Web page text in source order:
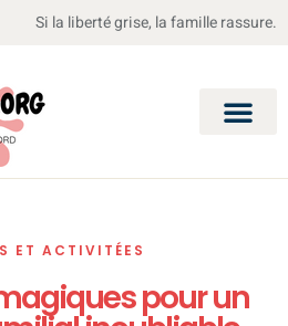
Si la liberté grise, la famille rassure.
ET ACTIVITÉES
pour un